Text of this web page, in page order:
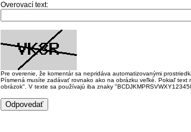
Overovací text:
Pre overenie, že komentár sa nepridáva automatizovanými
Písmená musíte zadávať rovnako ako na obrázku veľké. Pokiaľ
obrázok". V texte sa používajú iba znaky